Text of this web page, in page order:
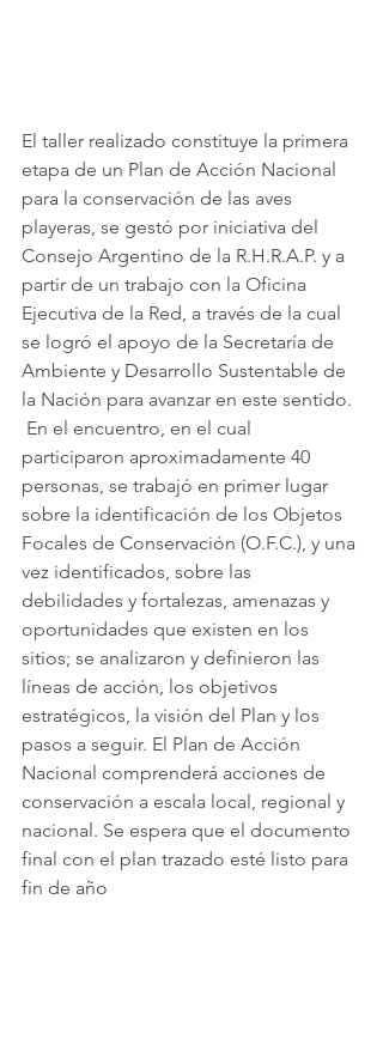
El taller realizado constituye la primera
etapa de un Plan de Acción Nacional
para la conservación de las aves
playeras, se gestó por iniciativa del
Consejo Argentino de la R.H.R.A.P. y a
partir de un trabajo con la Oficina
Ejecutiva de la Red, a través de la cual
se logró el apoyo de la Secretaría de
Ambiente y Desarrollo Sustentable de
la Nación para avanzar en este sentido.
participaron aproximadamente 40
personas, se trabajó en primer lugar
sobre la identificación de los Objetos
Focales de Conservación (O.F.C.), y una
vez identificados, sobre las
debilidades y fortalezas, amenazas y
oportunidades que existen en los
sitios; se analizaron y definieron las
líneas de acción, los objetivos
estratégicos, la visión del Plan y los
pasos a seguir. El Plan de Acción
Nacional comprenderá acciones de
conservación a escala local, regional y
nacional. Se espera que el documento
final con el plan trazado esté listo para
fin de año